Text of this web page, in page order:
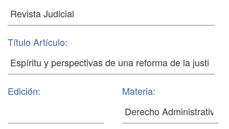
Título Artículo:
Edición: Materia: